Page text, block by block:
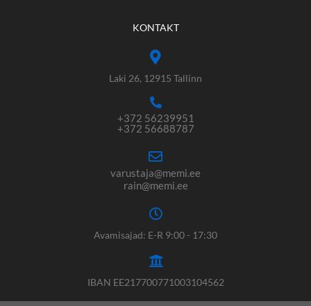
KONTAKT
Laki 26, 12915 Tallinn
+372 56239951
+372 56688787
varustaja@memi.ee
rain@memi.ee
Avamisajad: E-R 9:00 - 17:30
IBAN EE217700771003104562